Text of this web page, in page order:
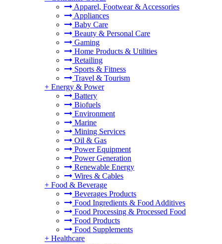
Apparel, Footwear & Accessories
Appliances
Baby Care
Beauty & Personal Care
Gaming
Home Products & Utilities
Retailing
Sports & Fitness
Travel & Tourism
+ Energy & Power
Battery
Biofuels
Environment
Marine
Mining Services
Oil & Gas
Power Equipment
Power Generation
Renewable Energy
Wires & Cables
+ Food & Beverage
Beverages Products
Food Ingredients & Food Additives
Food Processing & Processed Food
Food Products
Food Supplements
+ Healthcare